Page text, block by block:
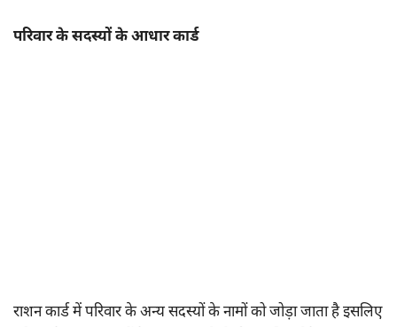
परिवार के सदस्यों के आधार कार्ड
राशन कार्ड में परिवार के अन्य सदस्यों के नामों को जोड़ा जाता है इसलिए